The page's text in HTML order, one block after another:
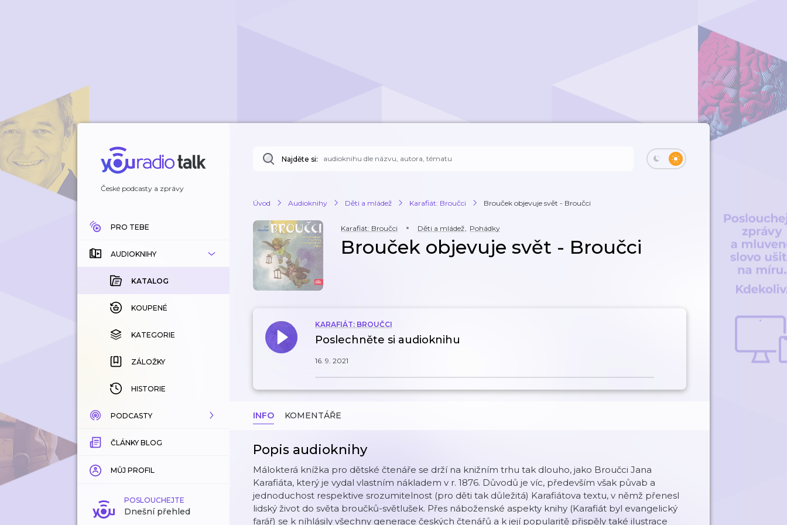
České podcasty a zprávy
PRO TEBE
AUDIOKNIHY
KATALOG
KOUPENÉ
KATEGORIE
ZÁLOŽKY
HISTORIE
PODCASTY
KATALOG
KATEGORIE
ZÁLOŽKY
ČLÁNKY BLOG
MŮJ PROFIL
POSLOUCHEJTE
Dnešní přehled
Najděte si:
Úvod Audioknihy Děti a mládež Karafiát: Broučci Brouček objevuje svět - Broučci
Karafiát: Broučci Děti a mládež, Pohádky
Brouček objevuje svět - Broučci
KARAFIÁT: BROUČCI
Poslechněte si audioknihu
16. 9. 2021
INFO KOMENTÁŘE
Popis audioknihy
Málokterá knížka pro dětské čtenáře se drží na knižním trhu tak dlouho, jako Broučci Jana
Karafiáta, který je vydal vlastním nákladem v r. 1876. Důvodů je víc, především však půvab a
jednoduchost respektive srozumitelnost (pro děti tak důležitá) Karafiátova textu, v němž přenesl
lidský život do světa broučků-světlušek. Přes náboženské aspekty knihy (Karafiát byl evangelický
farář) se k níhlásily všechny generace českých čtenářů a k její popularitě přispěly také ilustrace